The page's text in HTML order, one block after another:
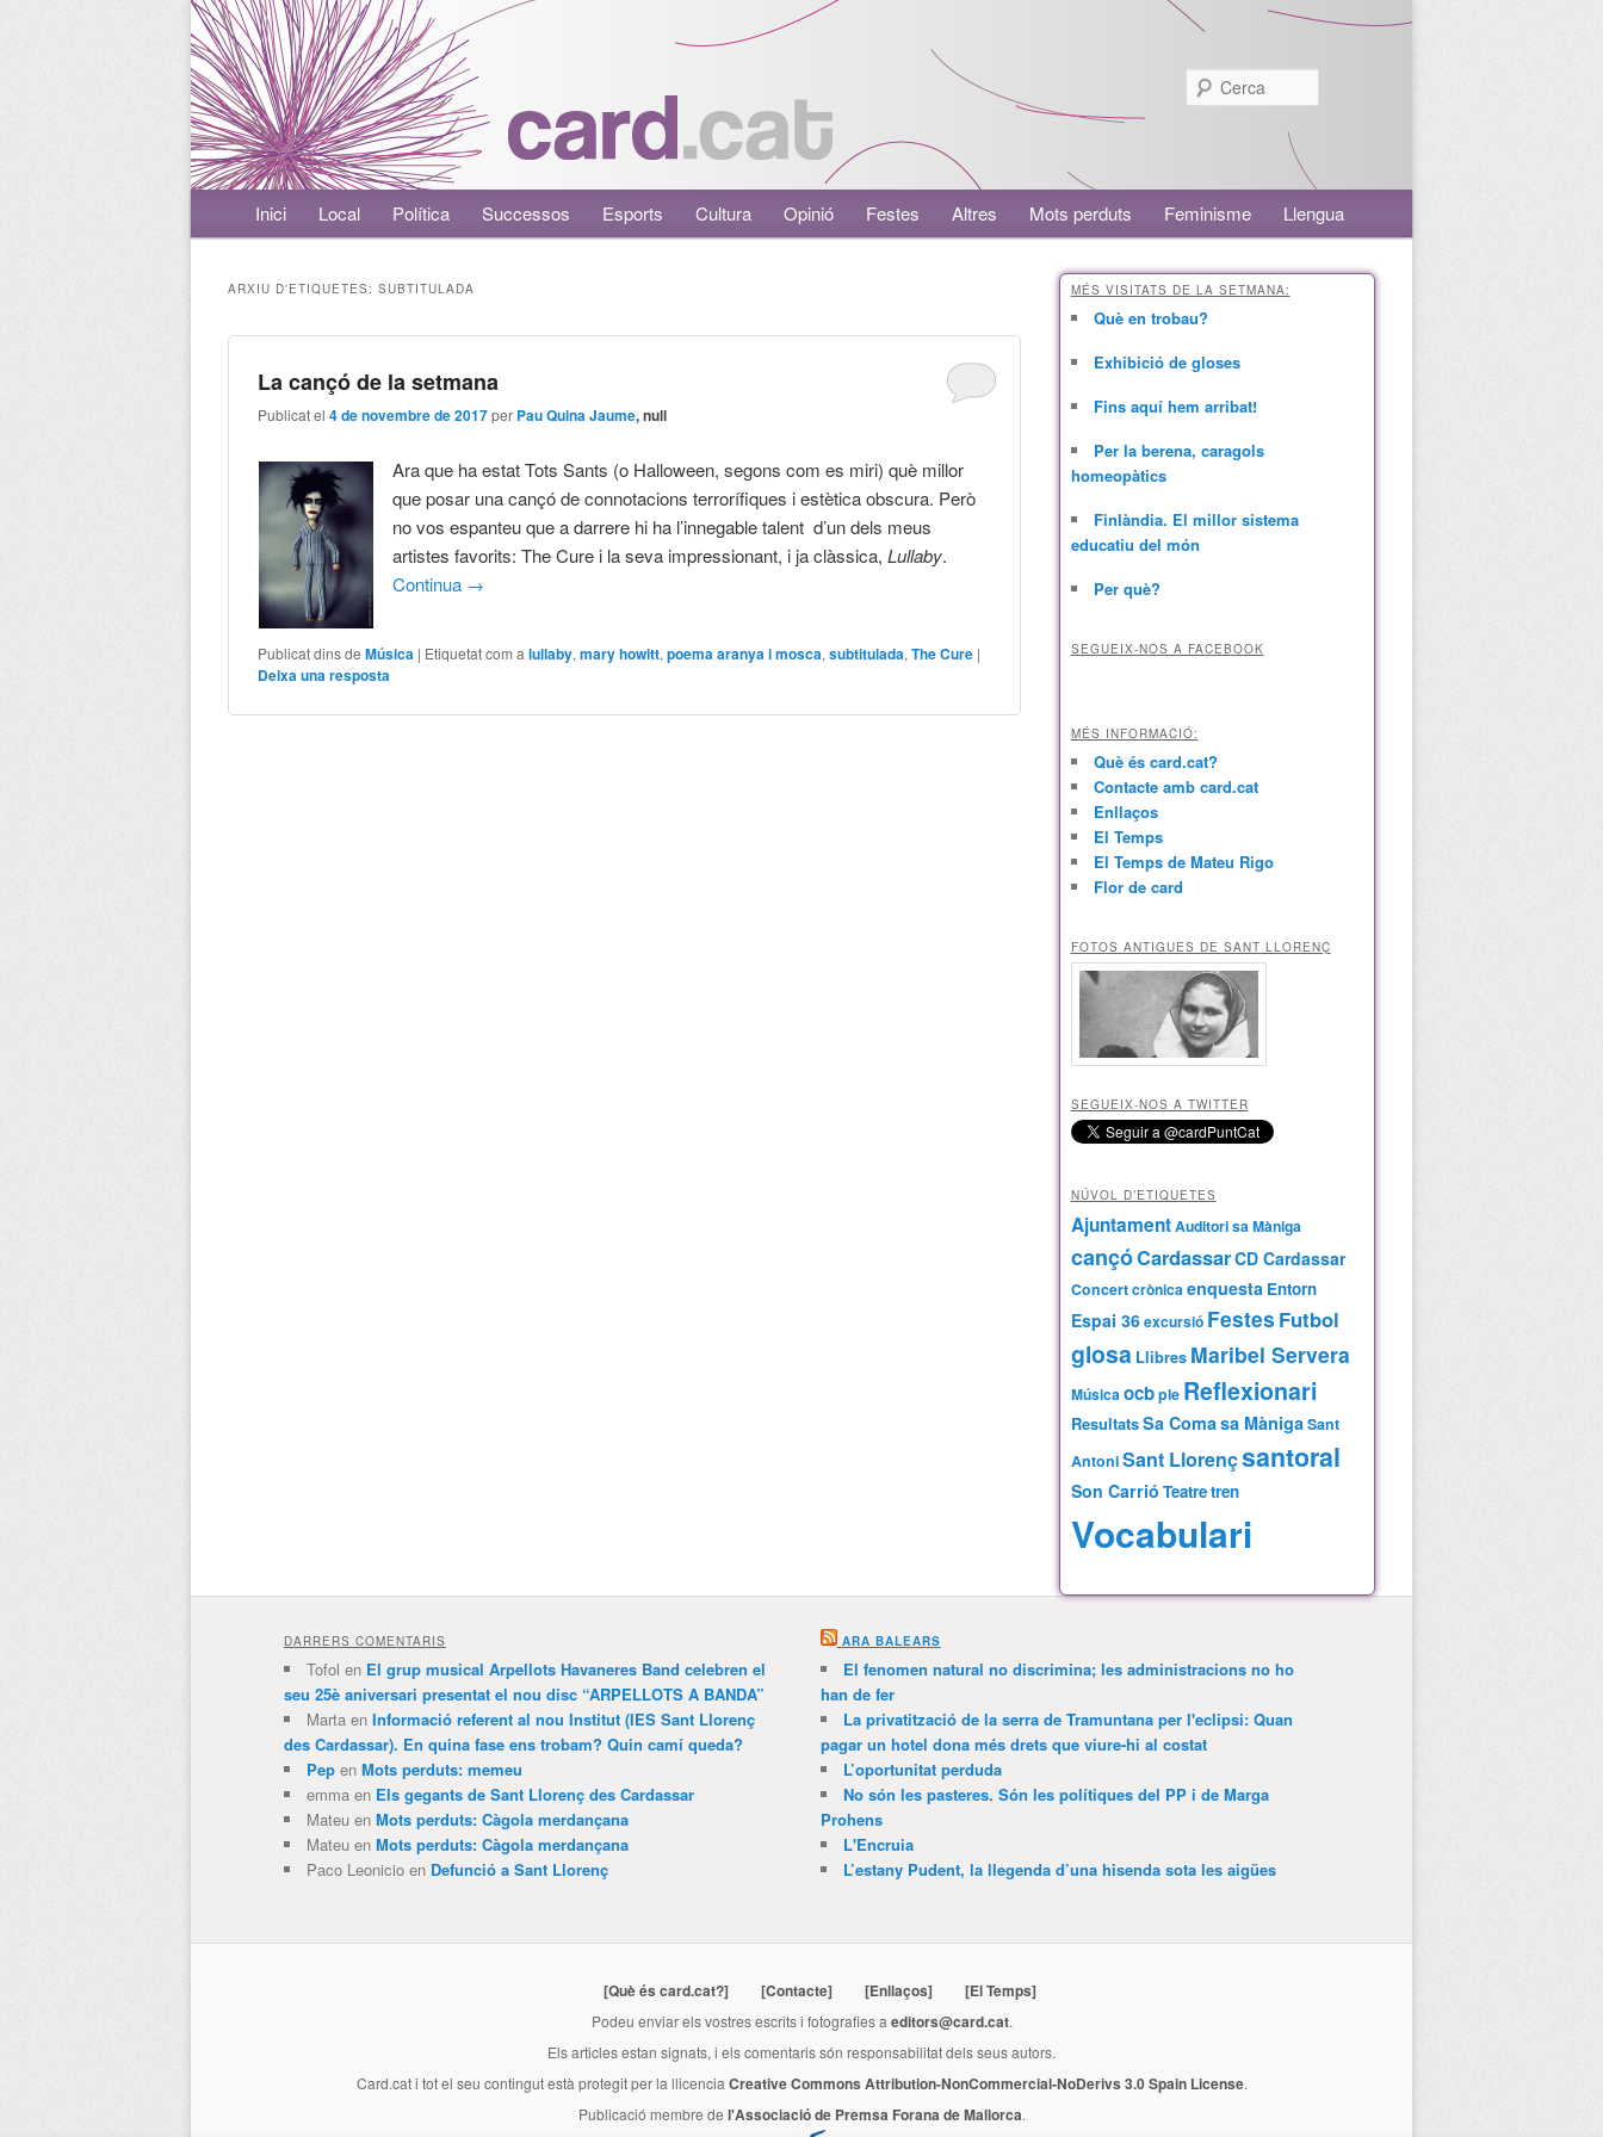
Menú principalAneu al contingut principal
Aneu al contingut secundari
Inici Local Política Successos Esports Cultura Opinió Festes Altres Mots perduts Feminisme Llengua
ARXIU D'ETIQUETES: SUBTITULADA
La cançó de la setmana
Publicat el4 de novembre de 2017per Pau Quina Jaume, null
Ara que ha estat Tots Sants (o Halloween, segons com es miri) què millor
que posar una cançó de connotacions terrorífiques i estètica obscura. Però
no vos espanteu que a darrere hi ha l’innegable talent d’un dels meus
artistes favorits: The Cure i la seva impressionant, i ja clàssica,Lullaby.
Continua →
Publicat dins de Música | Etiquetat com a lullaby,mary howitt,poema aranya i mosca,subtitulada,The Cure |
Deixa una resposta
MÉS VISITATS DE LA SETMANA:
Què en trobau?
Exhibició de gloses
Fins aquí hem arribat!
Per la berena, caragols
homeopàtics
Finlàndia. El millor sistema
educatiu del món
Per què?
SEGUEIX-NOS A FACEBOOK
MÉS INFORMACIÓ:
Què és card.cat?
Contacte amb card.cat
Enllaços
El Temps
El Temps de Mateu Rigo
Flor de card
FOTOS ANTIGUES DE SANT LLORENÇ
SEGUEIX-NOS A TWITTER
NÚVOL D’ETIQUETES
AjuntamentAuditori sa Màniga
cançóCardassarCD Cardassar
Concertcrònicaenquesta Entorn
Espai 36excursió Festes Futbol
glosa Llibres Maribel Servera
Músicaocbple Reflexionari
ResultatsSa Comasa MànigaSant
AntoniSant Llorençsantoral
Son Carrió Teatretren
Vocabulari
DARRERS COMENTARIS
Tofol en El grup musical Arpellots Havaneres Band celebren el
seu 25è aniversari presentat el nou disc “ARPELLOTS A BANDA”
Martaen Informació referent al nou Institut (IES Sant Llorenç
des Cardassar). En quina fase ens trobam? Quin camí queda?
Pepen Mots perduts: memeu
emmaen Els gegants de Sant Llorenç des Cardassar
Mateuen Mots perduts: Càgola merdançana
Mateuen Mots perduts: Càgola merdançana
Paco Leonicioen Defunció a Sant Llorenç
ARA BALEARS
El fenomen natural no discrimina; les administracions no ho
han de fer
La privatització de la serra de Tramuntana per l'eclipsi: Quan
pagar un hotel dona més drets que viure-hi al costat
L’oportunitat perduda
No són les pasteres. Són les polítiques del PP i de Marga
Prohens
L'Encruia
L’estany Pudent, la llegenda d’una hisenda sota les aigües
[Què és card.cat?] [Contacte] [Enllaços] [El Temps]
Podeu enviar els vostres escrits i fotografies a editors@card.cat.
Els articles estan signats, i els comentaris són responsabilitat dels seus autors.
Card.cati tot el seu contingut està protegit per la llicencia Creative Commons Attribution-NonCommercial-NoDerivs 3.0 Spain License.
Publicació membre de l'Associació de Premsa Forana de Mallorca.